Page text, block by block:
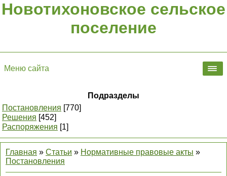
Новотихоновское сельское
поселение
Меню сайта
Подразделы
Постановления [770]
Решения [452]
Распоряжения [1]
Главная » Статьи » Нормативные правовые акты »
Постановления